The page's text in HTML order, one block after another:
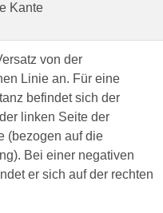
Kante
von der
Linie an. Für eine
befindet sich der
linken Seite der
(bezogen auf die
Bei einer negativen
er sich auf der rechten